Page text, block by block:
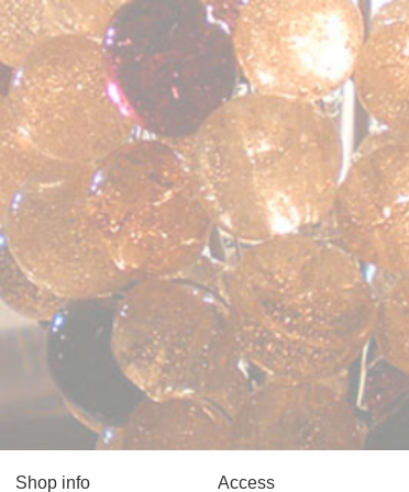
Shop info Access